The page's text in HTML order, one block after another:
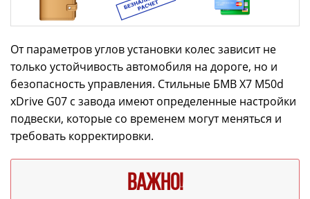
От параметров углов установки колес зависит не
только устойчивость автомобиля на дороге, но и
безопасность управления. Стильные БМВ X7 M50d
xDrive G07 с завода имеют определенные настройки
подвески, которые со временем могут меняться и
требовать корректировки.
ВАЖНО!